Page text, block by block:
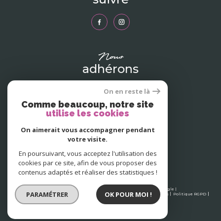
nous
adhérons
© 2026 | Tous droits réservés | Traduction powered by Google |
Nos honoraires
Plan du site Mentions légales Admin Partenaires
Politique RGPD
On en reste là
Comme beaucoup, notre site
utilise les cookies
On aimerait vous accompagner pendant
votre visite.
En poursuivant, vous acceptez l'utilisation des
cookies par ce site, afin de vous proposer des
contenus adaptés et réaliser des statistiques !
PARAMÉTRER OK POUR MOI !